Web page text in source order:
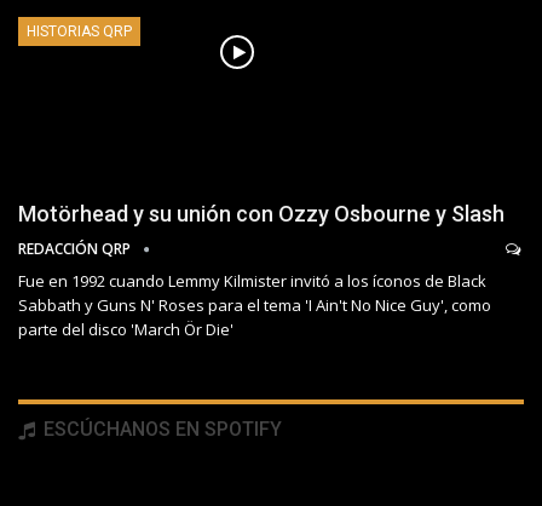
HISTORIAS QRP
Motörhead y su unión con Ozzy Osbourne y Slash
REDACCIÓN QRP
Fue en 1992 cuando Lemmy Kilmister invitó a los íconos de Black
Sabbath y Guns N' Roses para el tema 'I Ain't No Nice Guy', como
parte del disco 'March Ör Die'
ESCÚCHANOS EN SPOTIFY